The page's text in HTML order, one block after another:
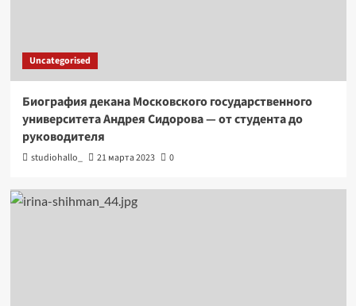
Uncategorised
Биография декана Московского государственного
университета Андрея Сидорова — от студента до
руководителя
studiohallo_ 21 марта 2023 0